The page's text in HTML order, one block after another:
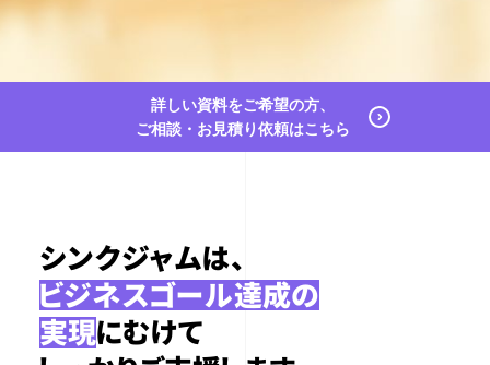
詳しい資料をご希望の方、
ご相談・お見積り依頼はこちら
シンクジャムは、
ビジネスゴール達成の
実現にむけて